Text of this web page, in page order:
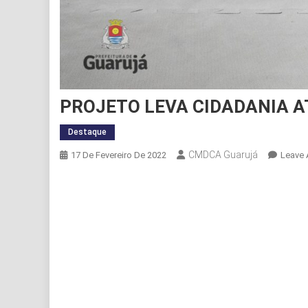
PROJETO LEVA CIDADANIA
Destaque
17 De Fevereiro De 2022 CMDCA Guarujá Leave